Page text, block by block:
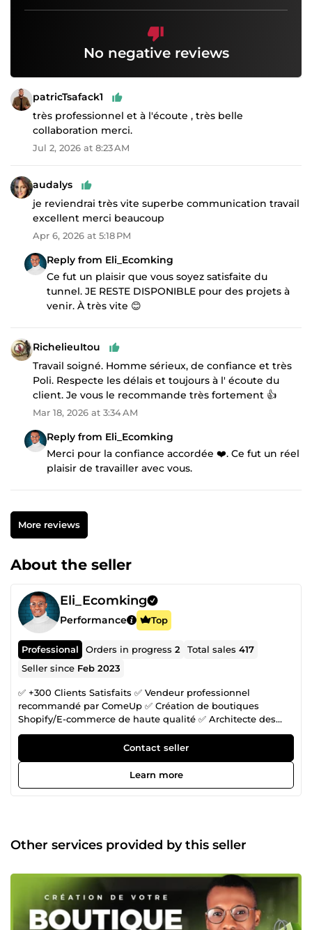
No negative reviews
patricTsafack1
très professionnel et à l'écoute , très belle
collaboration merci.
Jul 2, 2026 at 8:23 AM
audalys
je reviendrai très vite superbe communication travail
excellent merci beaucoup
Apr 6, 2026 at 5:18 PM
Reply from Eli_Ecomking
Ce fut un plaisir que vous soyez satisfaite du
tunnel. JE RESTE DISPONIBLE pour des projets à
venir. À très vite 😊
RichelieuItou
Travail soigné. Homme sérieux, de confiance et très
Poli. Respecte les délais et toujours à l' écoute du
client. Je vous le recommande très fortement 👍
Mar 18, 2026 at 3:34 AM
Reply from Eli_Ecomking
Merci pour la confiance accordée ❤️. Ce fut un réel
plaisir de travailler avec vous.
More reviews
About the seller
Eli_Ecomking
Performance Top
Professional Orders in progress2 Total sales417
Seller since Feb 2023
✅ +300 Clients Satisfaits ✅ Vendeur professionnel
recommandé par ComeUp ✅ Création de boutiques
Shopify/E-commerce de haute qualité ✅ Architecte des
tunnels de ventes système.io ✅ Optimisation complète
pour augmenter vos conversions 👋 Je m’appelle Élias,
expert webdesign et fondateur de Ecom_king. Avec plus
de 5 ans d’expérience dans la création de boutiques e-
commerce sur mesure, je propose un service complet pour
e-commerce. Ensemble, nous créons des boutiques
Shopify et des tunnels de ventes non seulement belles,
vos ventes. Nos atouts : ➡️ Conception et développement
Shopify sur mesure : chaque boutique est unique, faite
pour refléter votre marque et répondre à vos besoins
spécifiques. ➡️ Optimisation des ventes et des conversions
Contact seller
Learn more
Other services provided by this seller